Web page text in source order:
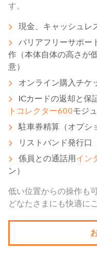
す。
現金、キャッシュレ
バリアフリーサポー
作（本体自体の高さが
意）
オンライン購入チケ
ICカードの返却と保
トコレクター600モジ
駐車券精算（オプシ
リストバンド発行口
係員との通話用イン
ン）
低い位置からの操作も
どなたさまにも快適に